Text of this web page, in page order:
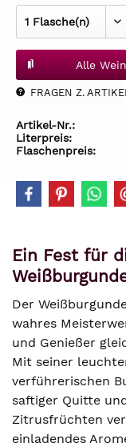
Alle
FRAGEN Z.
Artikel-Nr.:
Literpreis:
Flaschenpreis:
Ein Fest für
Der
wahres
und Genießer
Mit seiner
verführerischen
saftiger Quitte
Zitrusfrüchten
einladendes